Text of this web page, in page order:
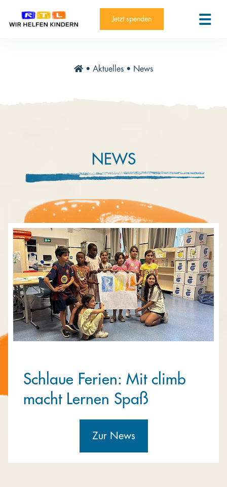
RTL-Spendenmarathon 2025
News
Über die Stiftung
Trauer und Testament
Newsletter
Videothek
Kooperieren
Organisationen
Unternehmen
Kontakt
Jetzt spenden
• Aktuelles • News
NEWS
Schlaue Ferien: Mit climb
macht Lernen Spaß
Zur News